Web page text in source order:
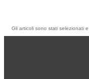
Gli articoli sono stati selezionati